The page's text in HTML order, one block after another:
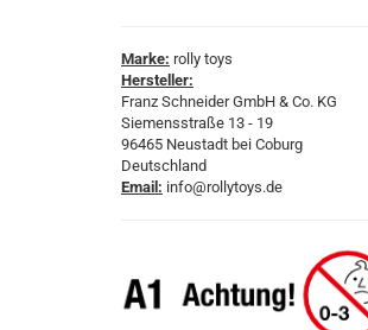
Marke: rolly toys
Hersteller:
Franz Schneider GmbH & Co. KG
Siemensstraße 13 - 19
96465 Neustadt bei Coburg
Deutschland
Email: info@rollytoys.de